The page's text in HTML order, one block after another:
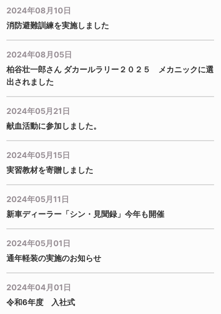
2024年08月10日
消防避難訓練を実施しました
2024年08月05日
柏谷壮一郎さん ダカールラリー２０２５ メカニックに選
出されました
2024年05月21日
献血活動に参加しました。
2024年05月15日
実習教材を寄贈しました
2024年05月11日
新車ディーラー「シン・見聞録」今年も開催
2024年05月01日
通年軽装の実施のお知らせ
2024年04月01日
令和6年度 入社式